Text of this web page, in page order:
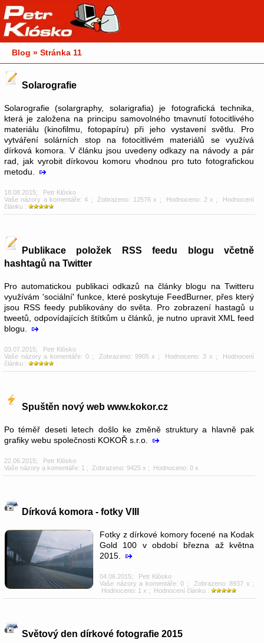
Blog » Stránka 11
Solarografie
Solarografie (solargraphy, solarigrafia) je fotografická technika,
která je založena na principu samovolného tmavnutí fotocitlivého
materiálu (kinofilmu, fotopapíru) při jeho vystavení světlu. Pro
vytváření solárních stop na fotocitlivém materiálů se využívá
dírková komora. V článku jsou uvedeny odkazy na návody a pár
rad, jak vyrobit dírkovou komoru vhodnou pro tuto fotografickou
metodu.
18.08.2015; Petr Klósko
Vaše názory a komentáře: 4 ; Zobrazeno: 12576 x ; Hodnoceno: 2 x ; Hodnocení
článku :
Publikace položek RSS feedu blogu včetně
hashtagů na Twitter
Pro automatickou publikaci odkazů na články blogu na Twitteru
využívám 'sociální' funkce, které poskytuje FeedBurner, přes který
jsou RSS feedy publikovány do světa. Pro zobrazení hastagů u
tweetů, odpovídajících štítkům u článků, je nutno upravit XML feed
blogu.
03.07.2015; Petr Klósko
Vaše názory a komentáře: 0; Zobrazeno: 9905 x ; Hodnoceno: 3 x ; Hodnocení
článku :
Spuštěn nový web www.kokor.cz
Po téměř deseti letech došlo ke změně struktury a hlavně pak
grafiky webu společnosti KOKOŘ s.r.o.
22.06.2015; Petr Klósko
Vaše názory a komentáře: 1 ; Zobrazeno: 9425 x ; Hodnoceno: 0 x
Dírková komora - fotky VIII
Fotky z dírkové komory focené na Kodak
Gold 100 v období března až května
2015.
04.06.2015; Petr Klósko
Vaše názory a komentáře: 0 ; Zobrazeno: 8937 x ;
Hodnoceno: 1 x ; Hodnocení článku :
Světový den dírkové fotografie 2015